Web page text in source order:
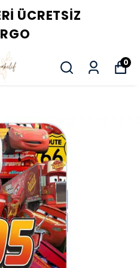
FIRSATINI
0